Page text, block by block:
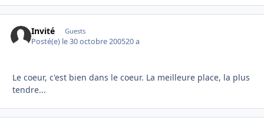
Invité Guests
Posté(e) le 30 octobre 200520 a
Le coeur, c'est bien dans le coeur. La meilleure place, la plus
tendre...